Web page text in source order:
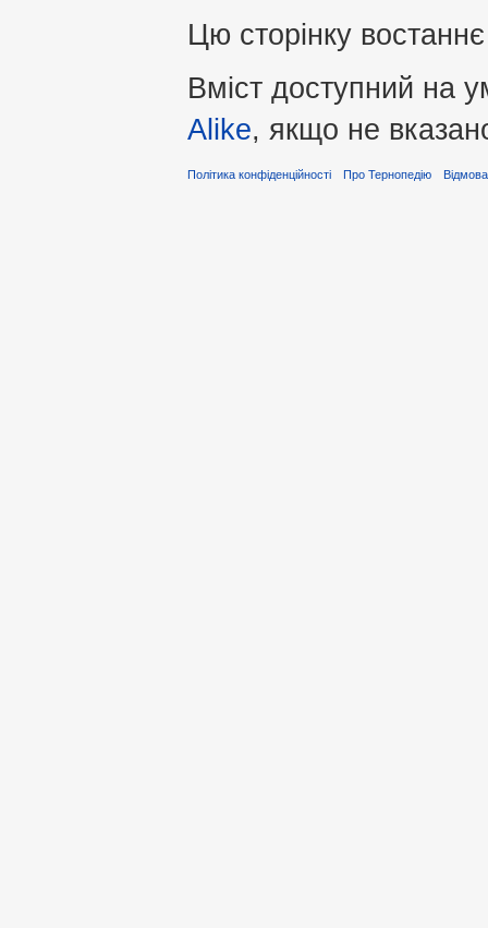
Цю сторінку
Вміст доступний на
Alike, якщо не
Політика конфіденційності Про Тернопедію Відмова